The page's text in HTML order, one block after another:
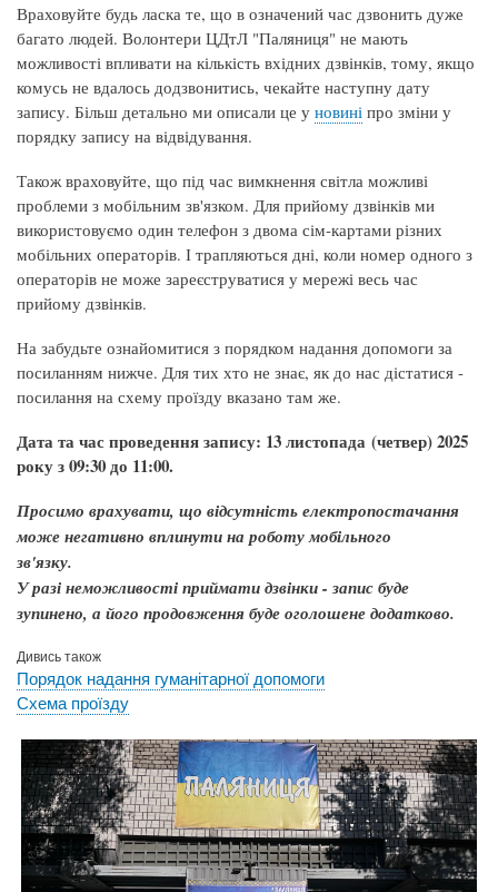
Враховуйте будь ласка те, що в означений час дзвонить дуже
багато людей. Волонтери ЦДтЛ "Паляниця" не мають
можливості впливати на кількість вхідних дзвінків, тому, якщо
комусь не вдалось додзвонитись, чекайте наступну дату
запису. Більш детально ми описали це у новині про зміни у
порядку запису на відвідування.
Також враховуйте, що під час вимкнення світла можливі
проблеми з мобільним зв'язком. Для прийому дзвінків ми
використовуємо один телефон з двома сім-картами різних
мобільних операторів. І трапляються дні, коли номер одного з
операторів не може зареєструватися у мережі весь час
прийому дзвінків.
На забудьте ознайомитися з порядком надання допомоги за
посиланням нижче. Для тих хто не знає, як до нас дістатися -
посилання на схему проїзду вказано там же.
Дата та час проведення запису: 13 листопада (четвер) 2025
року з 09:30 до 11:00.
Просимо врахувати, що відсутність електропостачання
може негативно вплинути на роботу мобільного
зв'язку.
У разі неможливості приймати дзвінки - запис буде
зупинено, а його продовження буде оголошене додатково.
Дивись також
Порядок надання гуманітарної допомоги
Схема проїзду